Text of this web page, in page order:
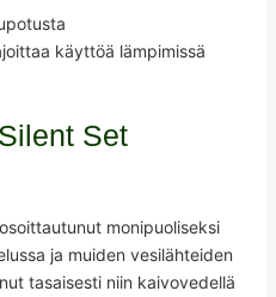
käyttöä lämpimissä
Set
monipuoliseksi
ja muiden vesilähteiden
tasaisesti niin kaivovedellä